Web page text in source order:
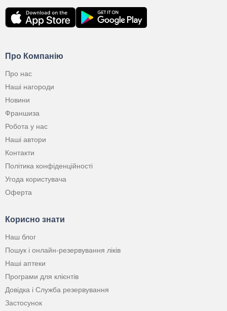
Про Компанію
Про нас
Наші нагороди
Новини
Франшиза
Робота у нас
Наші автори
Контакти
Політика конфіденційності
Угода користувача
Оферта
Корисно знати
Наш блог
Пошук і онлайн-резервування ліків
Наші аптеки
Програми для клієнтів
Довідка і Служба резервування
Застосунок